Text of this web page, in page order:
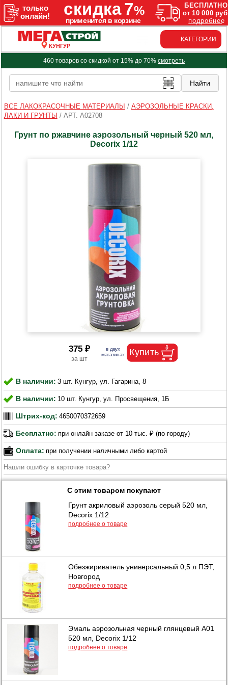
КУНГУР
КАТЕГОРИИ
460 товаров со скидкой от 15% до 70% смотреть
ВСЕ ЛАКОКРАСОЧНЫЕ МАТЕРИАЛЫ / АЭРОЗОЛЬНЫЕ КРАСКИ,
ЛАКИ И ГРУНТЫ / АРТ. A02708
Грунт по ржавчине аэрозольный черный 520 мл,
Decorix 1/12
375 ₽
В наличии: 3 шт. Кунгур, ул. Гагарина, 8
В наличии: 10 шт. Кунгур, ул. Просвещения, 1Б
Штрих-код: 4650070372659
Бесплатно: при онлайн заказе от 10 тыс. ₽ (по городу)
Оплата: при получении наличными либо картой
Нашли ошибку в карточке товара?
С этим товаром покупают
Грунт акриловый аэрозоль серый 520 мл,
Decorix 1/12
подробнее о товаре
Обезжириватель универсальный 0,5 л ПЭТ,
Новгород
подробнее о товаре
Эмаль аэрозольная черный глянцевый А01
520 мл, Decorix 1/12
подробнее о товаре